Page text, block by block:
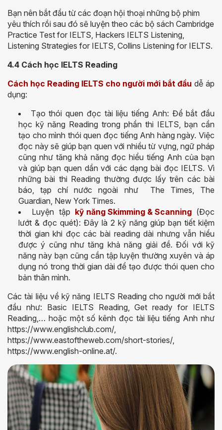
Bạn nên bắt đầu từ các đoạn hội thoại những bộ phim
yêu thích rồi sau đó sẽ luyện theo các bộ sách Cambridge
Practice Test for IELTS, Hackers IELTS Listening,
Listening Strategies for IELTS, Collins Listening for IELTS.
4.4 Cách học IELTS Reading
Cách học Reading IELTS cho người mới bắt đầu dễ áp
dụng:
Tạo thói quen đọc tài liệu tiếng Anh: Để bắt đầu
học kỹ năng Reading trong phần thi IELTS, bạn cần
tạo cho mình thói quen đọc tiếng Anh hàng ngày. Việc
đọc này sẽ giúp bạn quen với nhiều từ vựng, ngữ pháp
cũng như tăng khả năng đọc hiểu tiếng Anh của bạn
và giúp bạn quen dần với các dạng bài đọc IELTS. Vì
những bài thi Reading thường được lấy trên các bài
báo, tạp chí nước ngoài như The Times, The
Guardian, New York Times.
Luyện tập kỹ năng Skimming & Scanning(Đọc
lướt & đọc quét): Đây là 2 kỹ năng giúp bạn tiết kiệm
thời gian khi đọc các bài reading dài nhưng vẫn hiểu
được ý cũng như tăng khả năng giải đề. Đối với kỹ
năng này bạn cũng cần tập luyện thường xuyên và áp
dụng nó trong thời gian dài để tạo được thói quen cho
bản thân mình.
Các tài liệu về kỹ năng IELTS Reading cho người mới bắt
đầu như: Basic IELTS Reading, Get ready for IELTS
Reading,… hoặc một số kênh đọc tài liệu tiếng Anh như
https://www.englishclub.com/,
https://www.eastoftheweb.com/short-stories/,
https://www.english-online.at/.